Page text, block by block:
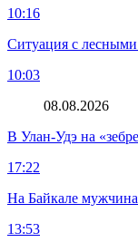
10:16
Ситуация с
10:03
08.08.2026
В Улан-Удэ на
17:22
На Байкале
13:53